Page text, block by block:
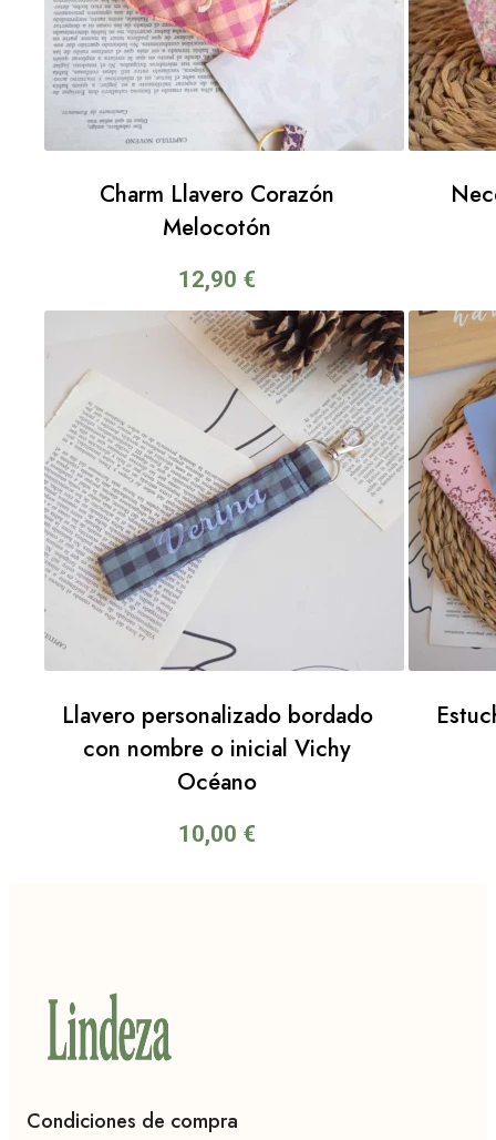
Charm Llavero Corazón
Melocotón
12,90 €
Llavero personalizado bordado
con nombre o inicial Vichy
Océano
10,00 €
Condiciones de compra